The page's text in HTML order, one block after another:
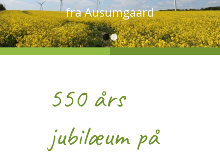
fra Ausumgaard
1 2
550 års
jubilæum på